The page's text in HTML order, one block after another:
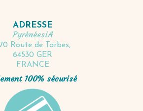
ADRESSE
PyrénéesiA
Route de Tarbes,
64530 GER
FRANCE
100% sécurisé